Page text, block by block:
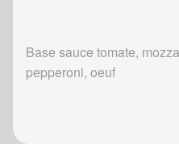
Base sauce tomate,
pepperoni, oeuf